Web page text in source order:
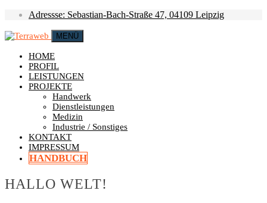
Adressse: Sebastian-Bach-Straße 47, 04109 Leipzig
MENÜ
HOME
PROFIL
LEISTUNGEN
PROJEKTE
Handwerk
Dienstleistungen
Medizin
Industrie / Sonstiges
KONTAKT
IMPRESSUM
HANDBUCH
HALLO WELT!